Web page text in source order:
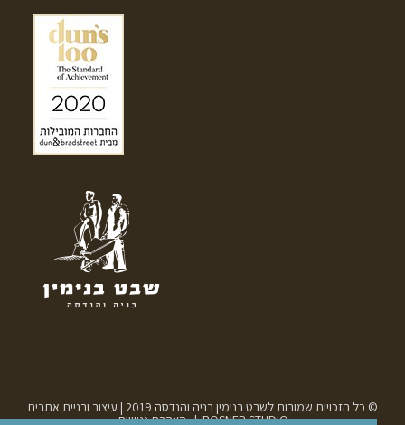
© כל הזכויות שמורות לשבט בנימין בניה והנדסה 2019 | עיצוב ובניית אתרים
ROSNER STUDIO | הצהרת נגישות